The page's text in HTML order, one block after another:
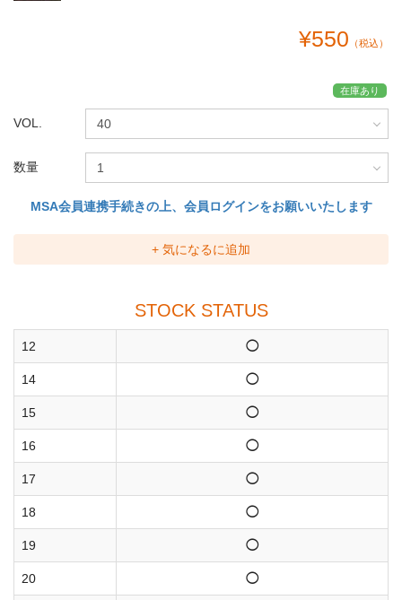
¥550 （税込）
在庫あり
VOL.
数量
MSA会員連携手続きの上、会員ログインをお願いいたします
+ 気になるに追加
STOCK STATUS
12 ◯
14 ◯
15 ◯
16 ◯
17 ◯
18 ◯
19 ◯
20 ◯